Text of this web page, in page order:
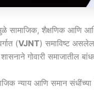
शैक्षणिक आणि
(VJNT) समाविष्ट
गोवारी समाजातील
न्याय आणि समान